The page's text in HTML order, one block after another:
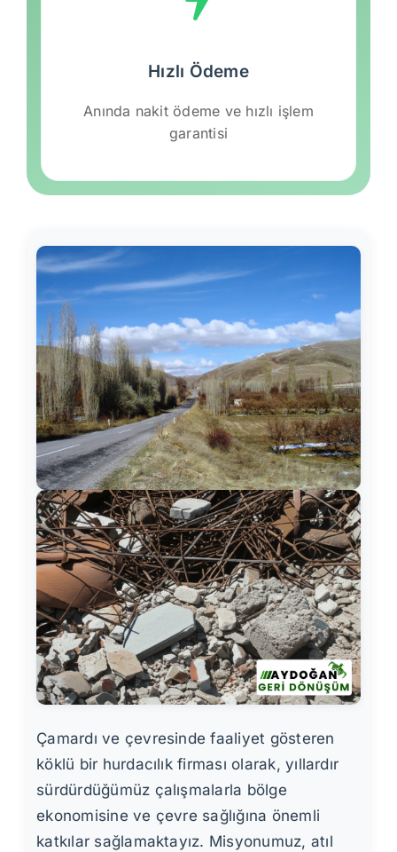
Hızlı Ödeme
Anında nakit ödeme ve hızlı işlem
garantisi
Çamardı ve çevresinde faaliyet gösteren
köklü bir hurdacılık firması olarak, yıllardır
sürdürdüğümüz çalışmalarla bölge
ekonomisine ve çevre sağlığına önemli
katkılar sağlamaktayız. Misyonumuz, atıl